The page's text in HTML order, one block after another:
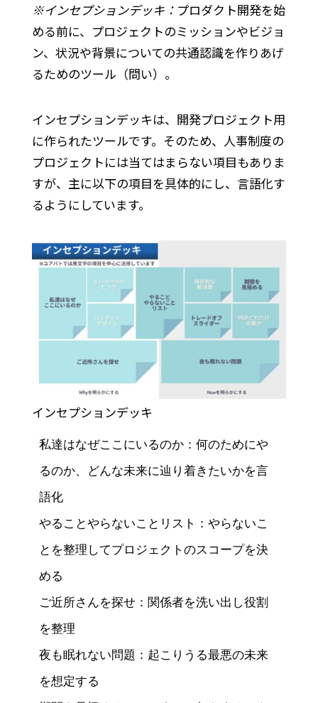
※インセプションデッキ： プロダクト開発を始
める前に、プロジェクトのミッションやビジョ
ン、状況や背景についての共通認識を作りあげ
るためのツール（問い）。
インセプションデッキは、開発プロジェクト用
に作られたツールです。そのため、人事制度の
プロジェクトには当てはまらない項目もありま
すが、主に以下の項目を具体的にし、言語化す
るようにしています。
インセプションデッキ
私達はなぜここにいるのか：何のためにや
るのか、どんな未来に辿り着きたいかを言
語化
やることやらないことリスト：やらないこ
とを整理してプロジェクトのスコープを決
める
ご近所さんを探せ：関係者を洗い出し役割
を整理
夜も眠れない問題：起こりうる最悪の未来
を想定する